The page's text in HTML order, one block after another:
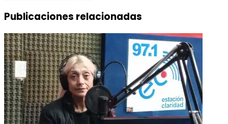
Publicaciones relacionadas